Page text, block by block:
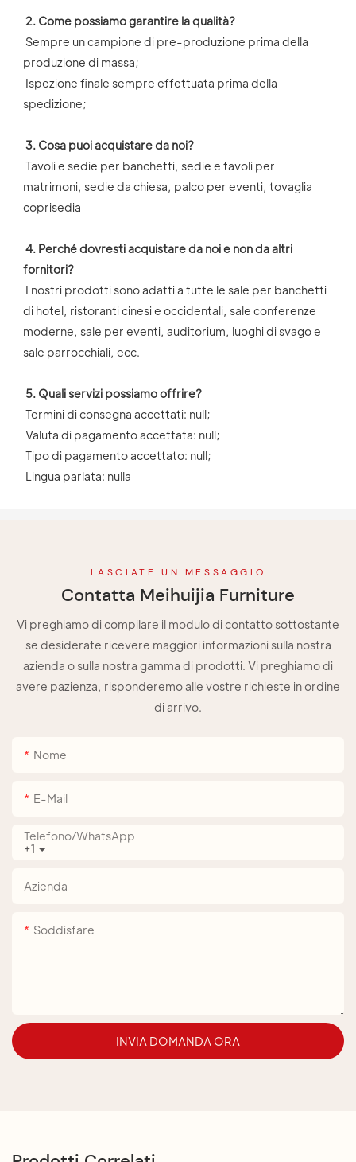
2. Come possiamo garantire la qualità?
produzione di massa;
spedizione;
3. Cosa puoi acquistare da noi?
matrimoni, sedie da chiesa, palco per eventi, tovaglia
coprisedia
4. Perché dovresti acquistare da noi e non da altri
fornitori?
di hotel, ristoranti cinesi e occidentali, sale conferenze
moderne, sale per eventi, auditorium, luoghi di svago e
sale parrocchiali, ecc.
5. Quali servizi possiamo offrire?
Termini di consegna accettati: null;
Valuta di pagamento accettata: null;
Tipo di pagamento accettato: null;
Lingua parlata: nulla
LASCIATE UN MESSAGGIO
Contatta Meihuijia Furniture
Vi preghiamo di compilare il modulo di contatto sottostante
se desiderate ricevere maggiori informazioni sulla nostra
azienda o sulla nostra gamma di prodotti. Vi preghiamo di
avere pazienza, risponderemo alle vostre richieste in ordine
di arrivo.
Nome
E-Mail
+1
Telefono/WhatsApp
Azienda
Soddisfare
INVIA DOMANDA ORA